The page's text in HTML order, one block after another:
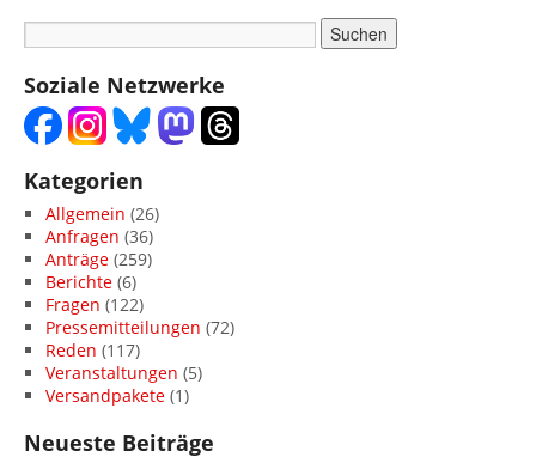
Soziale Netzwerke
Kategorien
Allgemein (26)
Anfragen (36)
Anträge (259)
Berichte (6)
Fragen (122)
Pressemitteilungen (72)
Reden (117)
Veranstaltungen (5)
Versandpakete (1)
Neueste Beiträge